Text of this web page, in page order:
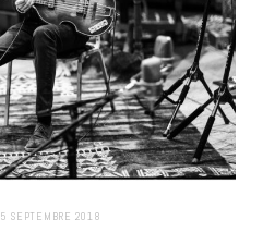
5 SEPTEMBRE 2018